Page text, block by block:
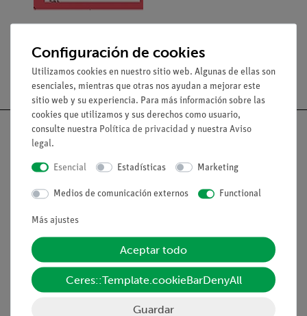
Nach oben
Aviso lega
Contacto
Condiciones comerciales generales
Declaración de privacidad
Configuración de cookies
Utilizamos cookies en nuestro sitio web. Algunas de ellas son
esenciales, mientras que otras nos ayudan a mejorar este
sitio web y su experiencia. Para más información sobre las
cookies que utilizamos y sus derechos como usuario,
consulte nuestra Política de privacidad y nuestra Aviso
legal.
Esencial Estadísticas Marketing
Medios de comunicación externos Functional
Más ajustes
Aceptar todo
Ceres::Template.cookieBarDenyAll
Guardar